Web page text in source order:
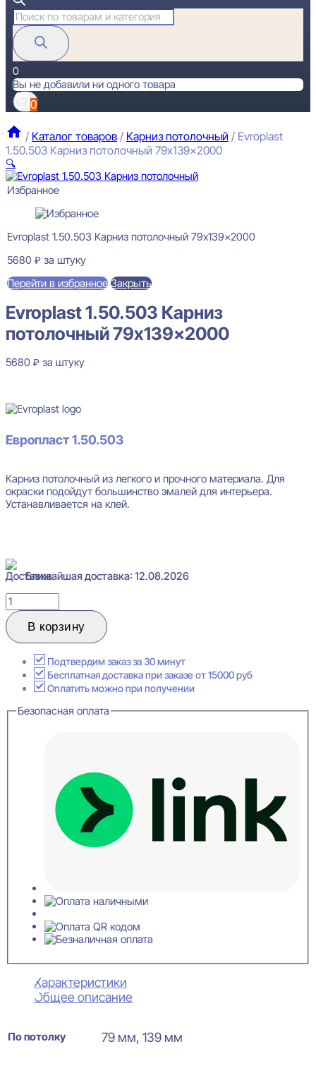
Поиск
товаров
0
Вы не добавили ни одного товара
0
/ Каталог товаров / Карниз потолочный / Evroplast
1.50.503 Карниз потолочный 79x139x2000
🔍
Избранное
Evroplast 1.50.503 Карниз потолочный 79x139x2000
5680 ₽ за штуку
Перейти в избранное Закрыть
Evroplast 1.50.503 Карниз
потолочный 79x139x2000
5680 ₽ за штуку
Европласт 1.50.503
Карниз потолочный из легкого и прочного материала. Для
окраски подойдут большинство эмалей для интерьера.
Устанавливается на клей.
Ближайшая доставка: 12.08.2026
Количество
товара
Evroplast
1.50.503
потолочный
79x139x2000
В корзину
Подтвердим заказ за 30 минут
Бесплатная доставка при заказе от 15000 руб
Оплатить можно при получении
Безопасная оплата
Характеристики
Общее описание
По потолку 79 мм, 139 мм